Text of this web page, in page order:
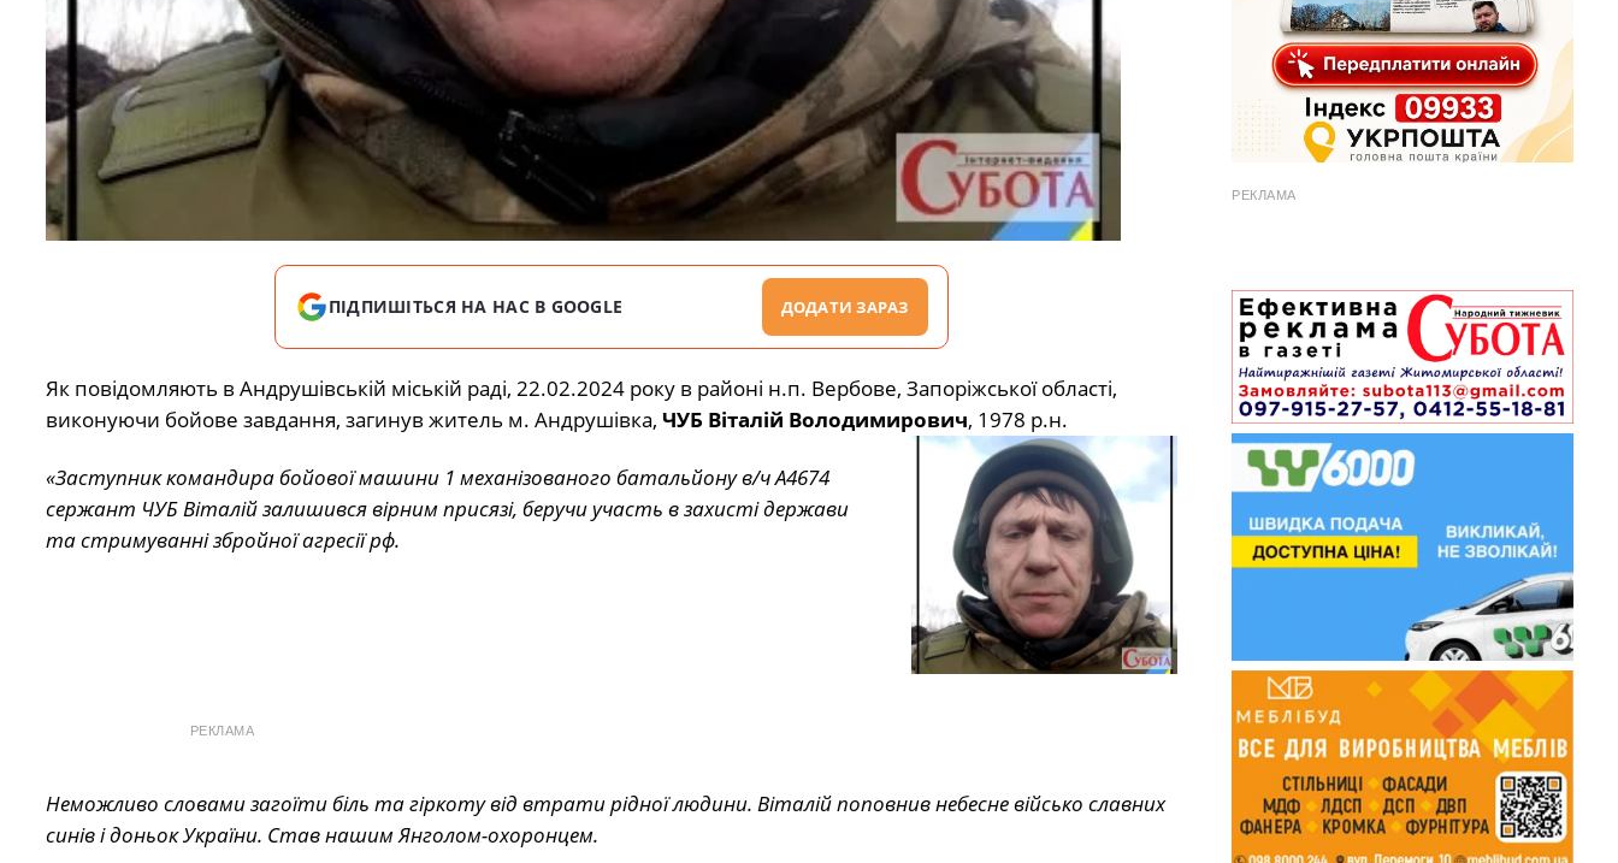
ПІДПИШІТЬСЯ НА НАС В GOOGLE ДОДАТИ ЗАРАЗ
Як повідомляють в Андрушівській міській раді, 22.02.2024 року в районі н.п. Вербове, Запоріжської області,
виконуючи бойове завдання, загинув житель м. Андрушівка, ЧУБ Віталій Володимирович, 1978 р.н.
«Заступник командира бойової машини 1 механізованого батальйону в/ч А4674
сержант ЧУБ Віталій залишився вірним присязі, беручи участь в захисті держави
та стримуванні збройної агресії рф.
РЕКЛАМА
Неможливо словами загоїти біль та гіркоту від втрати рідної людини. Віталій поповнив небесне військо славних
синів і доньок України. Став нашим Янголом-охоронцем.
РЕКЛАМА